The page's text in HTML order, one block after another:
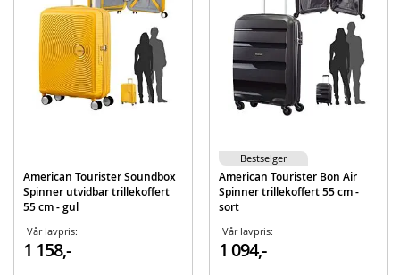
Trillekoffert 55 cm
Detaljer:
Mål: 55 x 40 x 20 cm
Vekt: ca. 2,6 kg
Produktdetaljer
Modell 106497-A080
EAN 5400520213549
American Tourister Soundbox
Spinner utvidbar trillekoffert
55 cm - gul
Vår lavpris:
1 158,-
American Tourister Bon Air
Spinner trillekoffert 55 cm -
sort
Vår lavpris:
1 094,-
Bestselger